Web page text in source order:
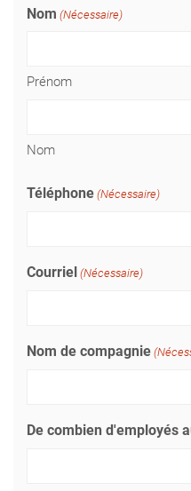
Nom (Nécessaire)
Prénom
Nom
Téléphone (Nécessaire)
Courriel (Nécessaire)
Nom de compagnie
De combien d'employés